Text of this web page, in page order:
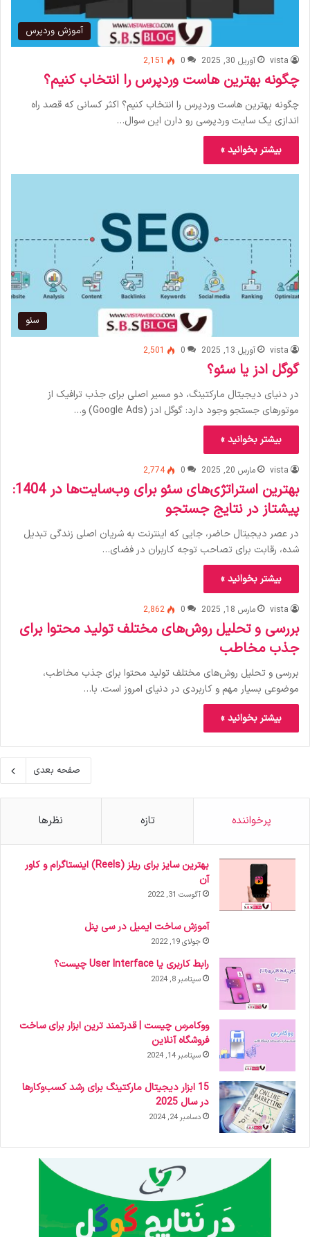
آموزش وردپرس
vista آوریل 30, 2025 0
2,151
چگونه بهترین هاست وردپرس را انتخاب کنیم؟
چگونه بهترین هاست وردپرس را انتخاب کنیم؟ اکثر کسانی که قصد راه
اندازی یک سایت وردپرسی رو دارن این سوال…
بیشتر بخوانید »
سئو
vista آوریل 13, 2025 0
2,501
گوگل ادز یا سئو؟
در دنیای دیجیتال مارکتینگ، دو مسیر اصلی برای جذب ترافیک از
موتورهای جستجو وجود دارد: گوگل ادز (Google Ads) و…
بیشتر بخوانید »
vista مارس 20, 2025 0
2,774
بهترین استراتژی‌های سئو برای وب‌سایت‌ها در 1404:
پیشتاز در نتایج جستجو
در عصر دیجیتال حاضر، جایی که اینترنت به شریان اصلی زندگی تبدیل
شده، رقابت برای تصاحب توجه کاربران در فضای…
بیشتر بخوانید »
vista مارس 18, 2025 0
2,862
بررسی و تحلیل روش‌های مختلف تولید محتوا برای
جذب مخاطب
بررسی و تحلیل روش‌های مختلف تولید محتوا برای جذب مخاطب،
موضوعی بسیار مهم و کاربردی در دنیای امروز است. با…
بیشتر بخوانید »
صفحه بعدی
پرخواننده تازه نظرها
بهترین سایز برای ریلز (Reels) اینستاگرام و کاور
آن
آگوست 31, 2022
آموزش ساخت ایمیل در سی پنل
جولای 19, 2022
رابط کاربری یا User Interface چیست؟
سپتامبر 8, 2024
ووکامرس چیست | قدرتمند ترین ابزار برای ساخت
فروشگاه آنلاین
سپتامبر 14, 2024
15 ابزار دیجیتال مارکتینگ برای رشد کسب‌وکارها
در سال 2025
دسامبر 24, 2024